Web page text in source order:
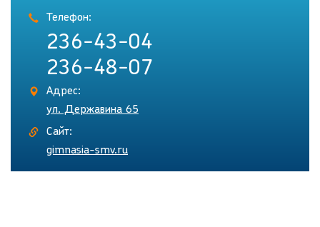
Телефон:
236-43-04
236-48-07
Адрес:
ул. Державина 65
Сайт:
gimnasia-smv.ru